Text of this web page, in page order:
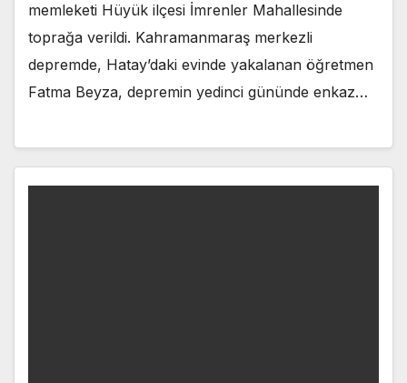
memleketi Hüyük ilçesi İmrenler Mahallesinde
toprağa verildi. Kahramanmaraş merkezli
depremde, Hatay’daki evinde yakalanan öğretmen
Fatma Beyza, depremin yedinci gününde enkaz…